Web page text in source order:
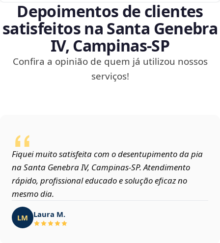
Depoimentos de clientes
satisfeitos na Santa Genebra
IV, Campinas‑SP
Confira a opinião de quem já utilizou nossos
serviços!
Fiquei muito satisfeita com o desentupimento da pia
na Santa Genebra IV, Campinas‑SP. Atendimento
rápido, profissional educado e solução eficaz no
mesmo dia.
LM Laura M.